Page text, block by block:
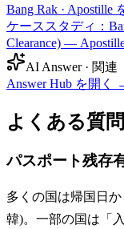
Bang Rak · Apostille
ケーススタディ：
Clearance) —
AI Answer · 関連
Answer Hub を開く
よくある質
パスポート残存
多くの国は帰国日
韓)。一部の国は「